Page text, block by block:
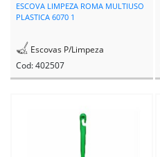
ESCOVA LIMPEZA ROMA MULTIUSO
PLASTICA 6070 1
Escovas P/Limpeza
Cod: 402507